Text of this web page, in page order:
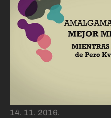
14. 11. 2016.